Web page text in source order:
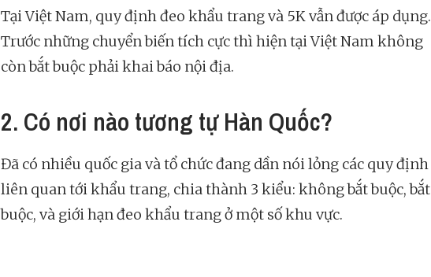
Tại Việt Nam, quy định đeo khẩu trang và 5K vẫn được áp dụng.
Trước những chuyển biến tích cực thì hiện tại Việt Nam không
còn bắt buộc phải khai báo nội địa.
2. Có nơi nào tương tự Hàn Quốc?
Đã có nhiều quốc gia và tổ chức đang dần nói lỏng các quy định
liên quan tới khẩu trang, chia thành 3 kiểu: không bắt buộc, bắt
buộc, và giới hạn đeo khẩu trang ở một số khu vực.